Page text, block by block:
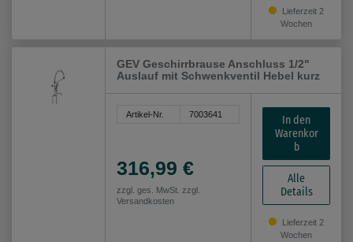
Lieferzeit 2
Wochen
GEV Geschirrbrause Anschluss 1/2"
Auslauf mit Schwenkventil Hebel kurz
Artikel-Nr. 7003641
316,99 €
zzgl. ges. MwSt. zzgl.
Versandkosten
In den
Warenkor
b
Alle
Details
Lieferzeit 2
Wochen